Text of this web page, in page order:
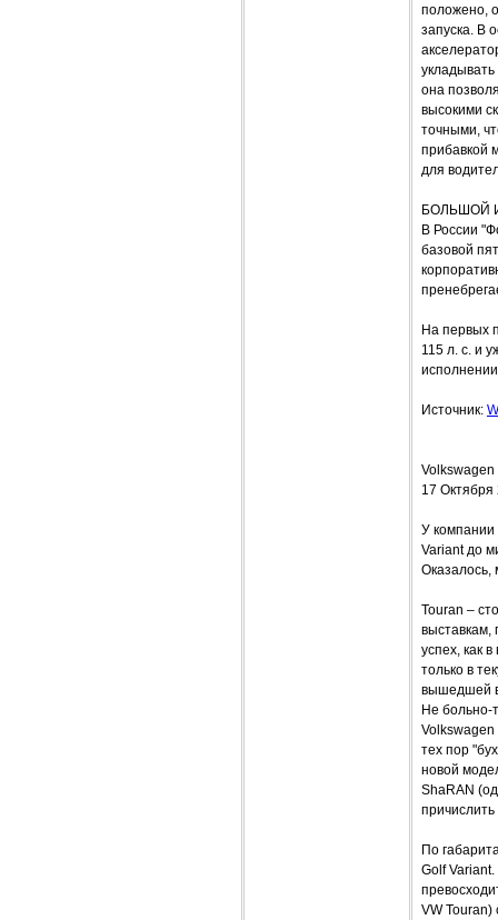
положено,
запуска. В
она
высокими
точными,
прибавкой
для
БОЛЬШОЙ
В России
базовой
На первых
115 л. с. и
Источник:
17 Октября
У компании
Variant до
Оказалось,
Touran –
выставкам,
успех, как
только в
вышедшей
Не больно-
Volkswagen
тех пор
новой
ShaRAN
По
Golf
VW Touran)